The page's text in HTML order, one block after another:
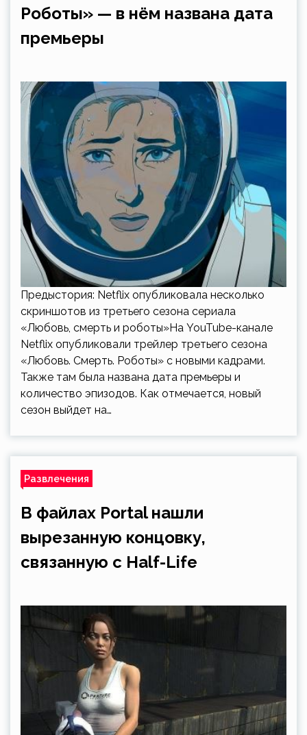
Роботы» — в нём названа дата
премьеры
Предыстория: Netflix опубликовала несколько
скриншотов из третьего сезона сериала
«Любовь, смерть и роботы»На YouTube-канале
Netflix опубликовали трейлер третьего сезона
«Любовь. Смерть. Роботы» с новыми кадрами.
Также там была названа дата премьеры и
количество эпизодов. Как отмечается, новый
сезон выйдет на…
Развлечения
В файлах Portal нашли
вырезанную концовку,
связанную с Half-Life